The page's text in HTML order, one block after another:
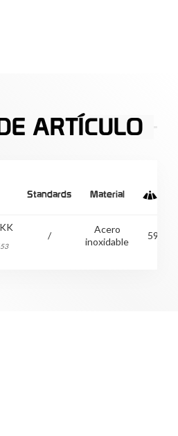
ARTÍCULO
Standards Material
/
Acero
inoxidable
590